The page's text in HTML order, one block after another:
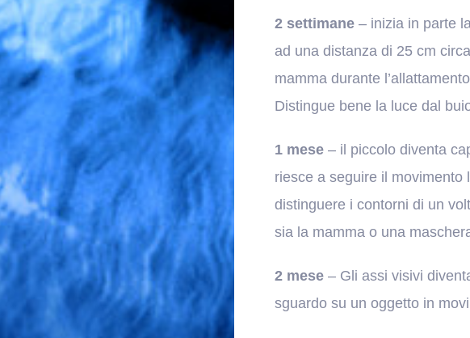
2 settimane– inizia in parte
ad una distanza di 25 cm
mamma durante
Distingue bene la luce dal
1 mese– il piccolo diventa
riesce a seguire il movimento
distinguere i contorni di un
sia la mamma o una
2 mese– Gli assi visivi
sguardo su un oggetto in